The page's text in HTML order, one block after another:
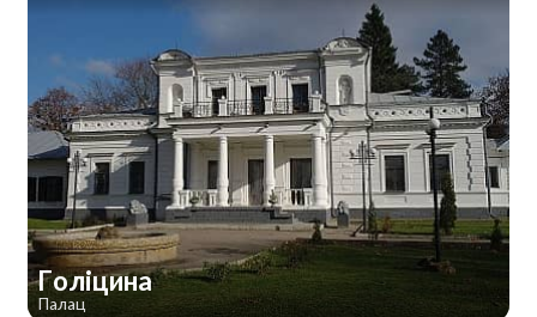
Голіцина
Палац